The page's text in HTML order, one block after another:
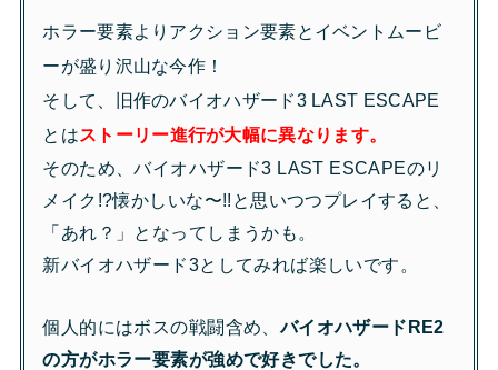
ホラー要素よりアクション要素とイベントムービ
ーが盛り沢山な今作！
そして、旧作のバイオハザード3 LAST ESCAPE
とはストーリー進行が大幅に異なります。
そのため、バイオハザード3 LAST ESCAPEのリ
メイク!?懐かしいな〜!!と思いつつプレイすると、
「あれ？」となってしまうかも。
新バイオハザード3としてみれば楽しいです。
個人的にはボスの戦闘含め、バイオハザードRE2
の方がホラー要素が強めで好きでした。